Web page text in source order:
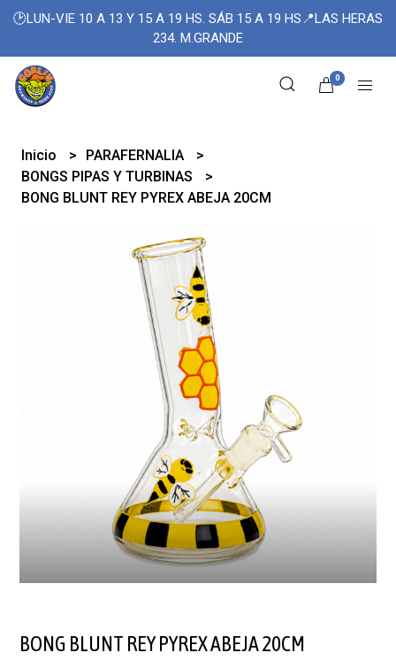
🕑LUN-VIE 10 A 13 Y 15 A 19 HS. SÁB 15 A 19 HS📍LAS HERAS
234. M.GRANDE
0
Inicio
PARAFERNALIA
BONGS PIPAS Y TURBINAS
BONG BLUNT REY PYREX ABEJA 20CM
BONG BLUNT REY PYREX ABEJA 20CM